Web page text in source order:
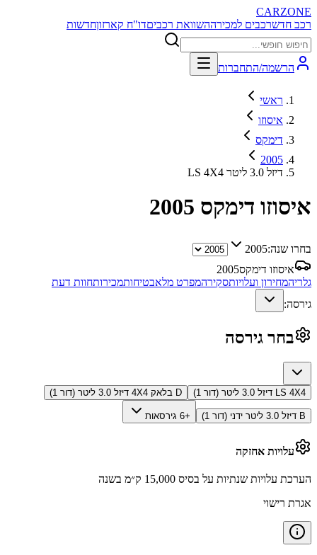
CARZONE
רכב חדשרכבים למכירההשוואת רכביםדו"ח קארזוןחדשות
הרשמה/התחברות
ראשי
איסוזו
דימקס
2005
LS 4X4 דיזל 3.0 ליטר
איסוזו דימקס 2005
בחרו שנה:2005
איסוזו דימקס2005
גלריהמחירון ועלויותסקירהמפרט מלאבטיחותמכירותחוות דעת
גירסה:
בחר גירסה
LS 4X4 דיזל 3.0 ליטר (דור 1) D בלאק 4X4 דיזל 3.0 ליטר (דור 1)
B דיזל 3.0 ליטר ידני (דור 1) +6 גירסאות
עלויות אחזקה
הערכת עלויות שנתיות על בסיס 15,000 ק״מ בשנה
אגרת רישוי